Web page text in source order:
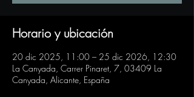
Horario y ubicación
20 dic 2025, 11:00 – 25 dic 2026, 12:30
La Canyada, Carrer Pinaret, 7, 03409 La
Canyada, Alicante, España